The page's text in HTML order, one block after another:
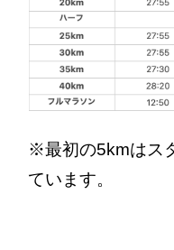
※最初の5kmはス
ています。